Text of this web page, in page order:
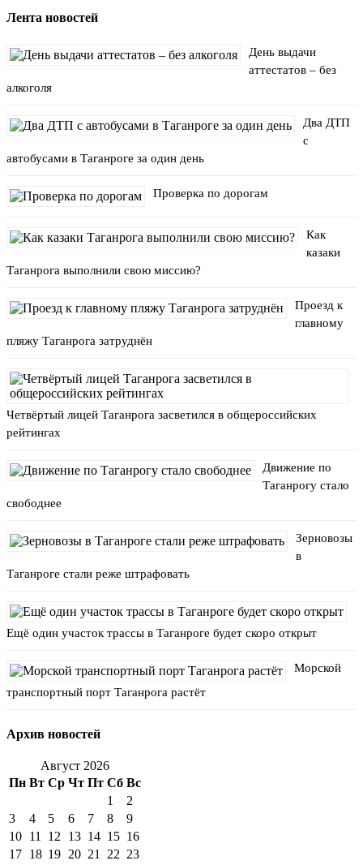
Лента новостей
День выдачи
аттестатов – без
алкоголя
Два ДТП
с
автобусами в Таганроге за один день
Проверка по дорогам
Как
казаки
Таганрога выполнили свою миссию?
Проезд к
главному
пляжу Таганрога затруднён
Четвёртый лицей Таганрога засветился в общероссийских
рейтингах
Движение по
Таганрогу стало
свободнее
Зерновозы
в
Таганроге стали реже штрафовать
Ещё один участок трассы в Таганроге будет скоро открыт
Морской
транспортный порт Таганрога растёт
Архив новостей
Август 2026
Пн Вт Ср Чт Пт Сб Вс
1
2
3
4 5 6 7 8
9
10 11 12 13 14 15 16
17 18 19 20 21 22 23